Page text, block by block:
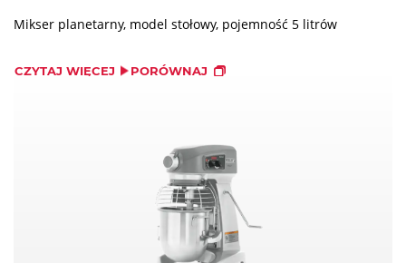
Mikser planetarny, model stołowy, pojemność 5 litrów
CZYTAJ WIĘCEJ PORÓWNAJ